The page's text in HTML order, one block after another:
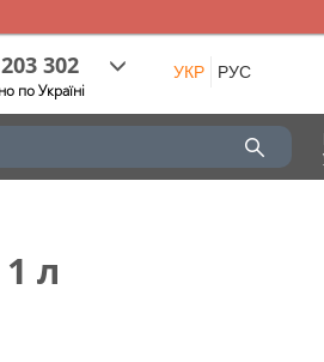
302
по Україні
УКР РУС
л